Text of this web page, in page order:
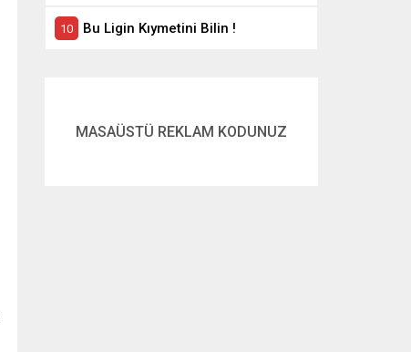
Bu Ligin Kıymetini Bilin !
MASAÜSTÜ REKLAM KODUNUZ